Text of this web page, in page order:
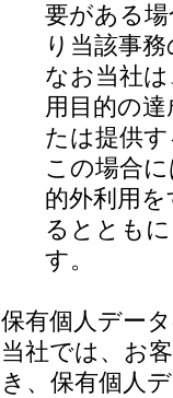
要がある
り当該事
なお当社
用目的の
たは提供
この場合
的外利用
るととも
す。
保有個人デー
当社では、お
き、保有個人